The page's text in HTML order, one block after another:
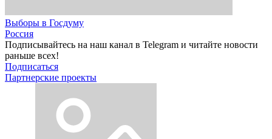
Выборы в Госдуму
Россия
Подписывайтесь на наш канал в Telegram и читайте новости
раньше всех!
Подписаться
Партнерские проекты